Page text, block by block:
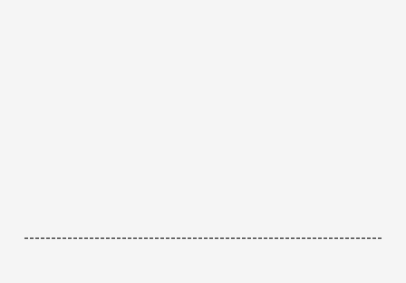
------------------------------------------------------------------